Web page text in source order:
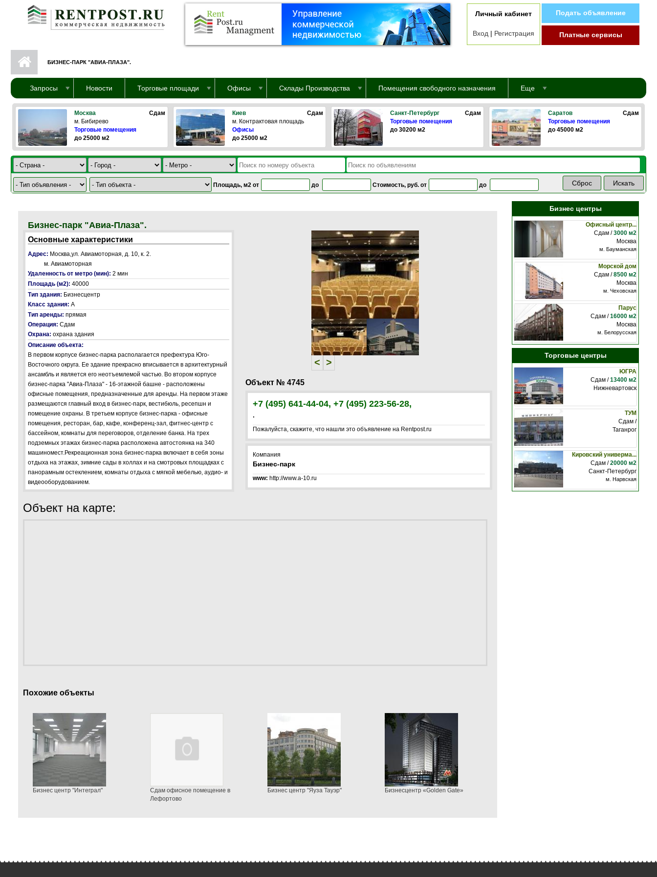
Перейти к основному содержанию
Личный кабинет
Вход | Регистрация
Подать объявление
Платные сервисы
БИЗНЕС-ПАРК "АВИА-ПЛАЗА".
Запросы Новости Торговые площади Офисы Склады Производства Помещения свободного назначения Еще
Москва
Сдам
м. Бибирево
Торговые помещения
до 25000 м2
Киев
Сдам
м. Контрактовая площадь
Офисы
до 25000 м2
Санкт-Петербург
Сдам
Торговые помещения
до 30200 м2
Саратов
Сдам
Торговые помещения
до 45000 м2
Площадь, м2 от до Стоимость, руб. от до
< >
< >
Объект № 4745
+7 (495) 641-44-04, +7 (495) 223-56-28,
.
Пожалуйста, скажите, что нашли это объявление на Rentpost.ru
Компания
Бизнес-парк
www: http://www.a-10.ru
Бизнес-парк "Авиа-Плаза".
Основные характеристики
Адрес: Москва,ул. Авиамоторная, д. 10, к. 2.
м. Авиамоторная
Удаленность от метро (мин): 2 мин
Площадь (м2): 40000
Тип здания: Бизнесцентр
Класс здания: А
Тип аренды: прямая
Операция: Сдам
Охрана: охрана здания
Описание объекта:
В первом корпусе бизнес-парка располагается префектура Юго-
Восточного округа. Ее здание прекрасно вписывается в архитектурный
ансамбль и является его неотъемлемой частью. Во втором корпусе
бизнес-парка "Авиа-Плаза" - 16-этажной башне - расположены
офисные помещения, предназначенные для аренды. На первом этаже
размещаются главный вход в бизнес-парк, вестибюль, ресепшн и
помещение охраны. В третьем корпусе бизнес-парка - офисные
помещения, ресторан, бар, кафе, конференц-зал, фитнес-центр с
бассейном, комнаты для переговоров, отделение банка. На трех
подземных этажах бизнес-парка расположена автостоянка на 340
машиномест.Рекреационная зона бизнес-парка включает в себя зоны
отдыха на этажах, зимние сады в холлах и на смотровых площадках с
панорамным остеклением, комнаты отдыха с мягкой мебелью, аудио- и
видеооборудованием.
Объект на карте:
Похожие объекты
Бизнес центр "Интеграл"
Сдам офисное помещение в
Лефортово
Бизнес центр "Яуза Тауэр" Бизнесцентр «Golden Gate»
Бизнес центры
Офисный центр...
Сдам /3000 м2
Москва
м. Бауманская
Морской дом
Сдам /8500 м2
Москва
м. Чеховская
Парус
Сдам /16000 м2
Москва
м. Белорусская
Торговые центры
ЮГРА
Сдам /13400 м2
Нижневартовск
ТУМ
Сдам /
Таганрог
Кировский универма...
Сдам /20000 м2
Санкт-Петербург
м. Нарвская